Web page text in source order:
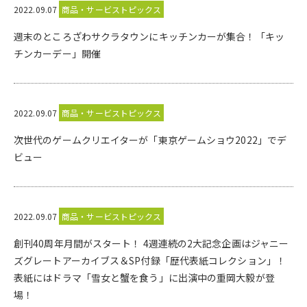
2022.09.07 商品・サービストピックス
週末のところざわサクラタウンにキッチンカーが集合！「キッ
チンカーデー」開催
2022.09.07 商品・サービストピックス
次世代のゲームクリエイターが「東京ゲームショウ2022」でデ
ビュー
2022.09.07 商品・サービストピックス
創刊40周年月間がスタート！ 4週連続の2大記念企画はジャニー
ズグレートアーカイブス＆SP付録「歴代表紙コレクション」！
表紙にはドラマ「雪女と蟹を食う」に出演中の重岡大毅が登
場！